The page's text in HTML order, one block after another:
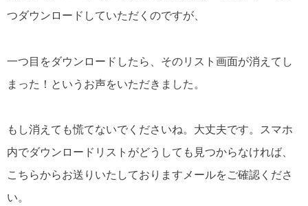
つダウンロードしていただくのですが、
一つ目をダウンロードしたら、そのリスト画面が消えてし
まった！というお声をいただきました。
もし消えても慌てないでくださいね。大丈夫です。スマホ
内でダウンロードリストがどうしても見つからなければ、
こちらからお送りいたしておりますメールをご確認くださ
い。